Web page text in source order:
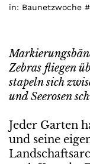
in: Baunetzwoche
Zebras fliegen
stapeln sich
und Seerosen
Jeder Garten
und seine